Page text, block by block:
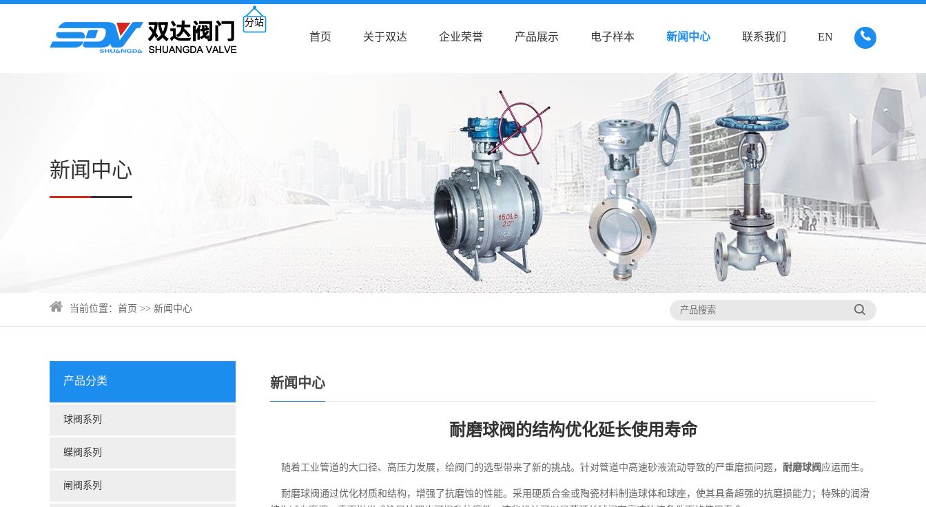
分站
首页 关于双达 企业荣誉 产品展示 电子样本 新闻中心 联系我们 EN
新闻中心
当前位置： 首页 >> 新闻中心
产品分类
球阀系列
蝶阀系列
闸阀系列
新闻中心
耐磨球阀的结构优化延长使用寿命
随着工业管道的大口径、高压力发展，给阀门的选型带来了新的挑战。针对管道中高速砂液流动导致的严重磨损问题， 耐磨球阀应运而生。
耐磨球阀通过优化材质和结构，增强了抗磨蚀的性能。采用硬质合金或陶瓷材料制造球体和球座，使其具备超强的抗磨损能力；特殊的润滑